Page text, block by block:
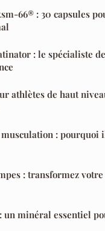
66® : 30 capsules
: le spécialiste
athlètes de haut
: pourquoi
: transformez votre
un minéral essentiel